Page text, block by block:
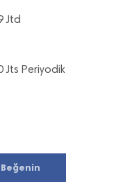
Jtd
Jts Periyodik